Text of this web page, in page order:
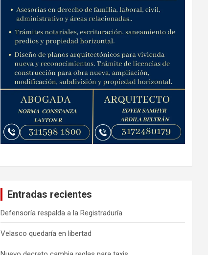
Entradas recientes
Defensoría respalda a la Registraduría
Velasco quedaría en libertad